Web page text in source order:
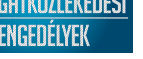
Önkormányzat
Önkormányzat ülések